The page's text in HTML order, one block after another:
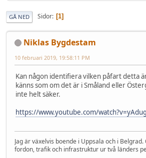
GÅ NED Sidor 1
Niklas Bygdestam
10 februari 2019, 19:58:11 PM
Kan någon identifiera vilken påfart detta
känns som om det är i Småland eller
inte helt säker.
https://www.youtube.com/
Jag är växelvis boende i Uppsala och i
fordon, trafik och infrastruktur ur två länders